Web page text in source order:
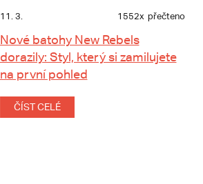
11. 3. 1552x přečteno
Nové batohy New Rebels
dorazily: Styl, který si zamilujete
na první pohled
ČÍST CELÉ